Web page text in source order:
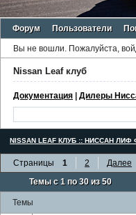
Форум Пользователи
Вы не вошли. Пожалуйста,
Nissan Leaf клуб
Документация | Дилеры
NISSAN LEAF КЛУБ :: НИССАН
Страницы 1 2
Далее
Темы с 1 по 30 из 50
Темы